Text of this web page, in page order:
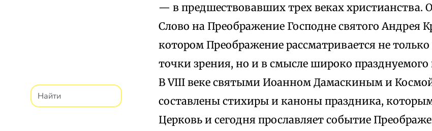
— в предшествовавших трех веках христианства.
Слово на Преображение Господне святого Андрея
котором Преображение рассматривается не
точки зрения, но и в смысле широко празднуемого
В VIII веке святыми Иоанном Дамаскиным и
составлены стихиры и каноны праздника,
Церковь и сегодня прославляет событие